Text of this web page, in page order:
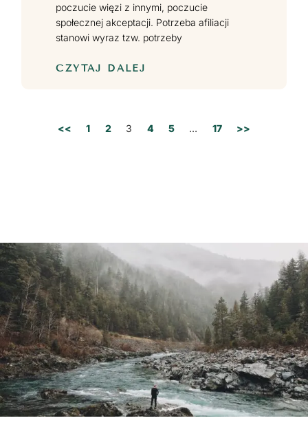
poczucie więzi z innymi, poczucie
społecznej akceptacji. Potrzeba afiliacji
stanowi wyraz tzw. potrzeby
CZYTAJ DALEJ
<< 1 2 3 4 5 … 17 >>